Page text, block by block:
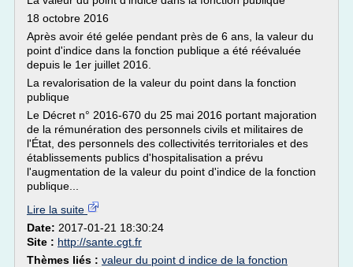
18 octobre 2016
Après avoir été gelée pendant près de 6 ans, la valeur du
point d'indice dans la fonction publique a été réévaluée
depuis le 1er juillet 2016.
La revalorisation de la valeur du point dans la fonction
publique
Le Décret n° 2016-670 du 25 mai 2016 portant majoration
de la rémunération des personnels civils et militaires de
l'État, des personnels des collectivités territoriales et des
établissements publics d'hospitalisation a prévu
l'augmentation de la valeur du point d'indice de la fonction
publique...
Lire la suite
Date: 2017-01-21 18:30:24
Site : http://sante.cgt.fr
Thèmes liés : valeur du point d indice de la fonction